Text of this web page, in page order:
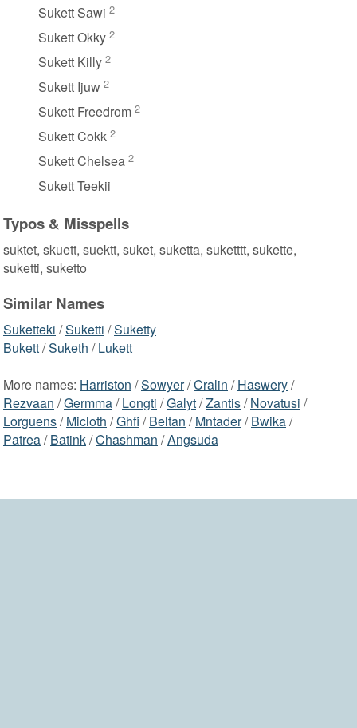
Sukett Sawi 2
Sukett Okky 2
Sukett Killy 2
Sukett Ijuw 2
Sukett Freedrom 2
Sukett Cokk 2
Sukett Chelsea 2
Sukett Teekii
Typos & Misspells
suktet, skuett, suektt, suket, suketta, suketttt, sukette,
suketti, suketto
Similar Names
Suketteki /Suketti /Suketty
Bukett/Suketh /Lukett
More names: Harriston /Sowyer/Cralin /Haswery/
Rezvaan /Germma/Longti /Galyt/Zantis/Novatusi /
Lorguens/Micloth /Ghfi /Beltan /Mntader/Bwika/
Patrea/Batink/Chashman /Angsuda